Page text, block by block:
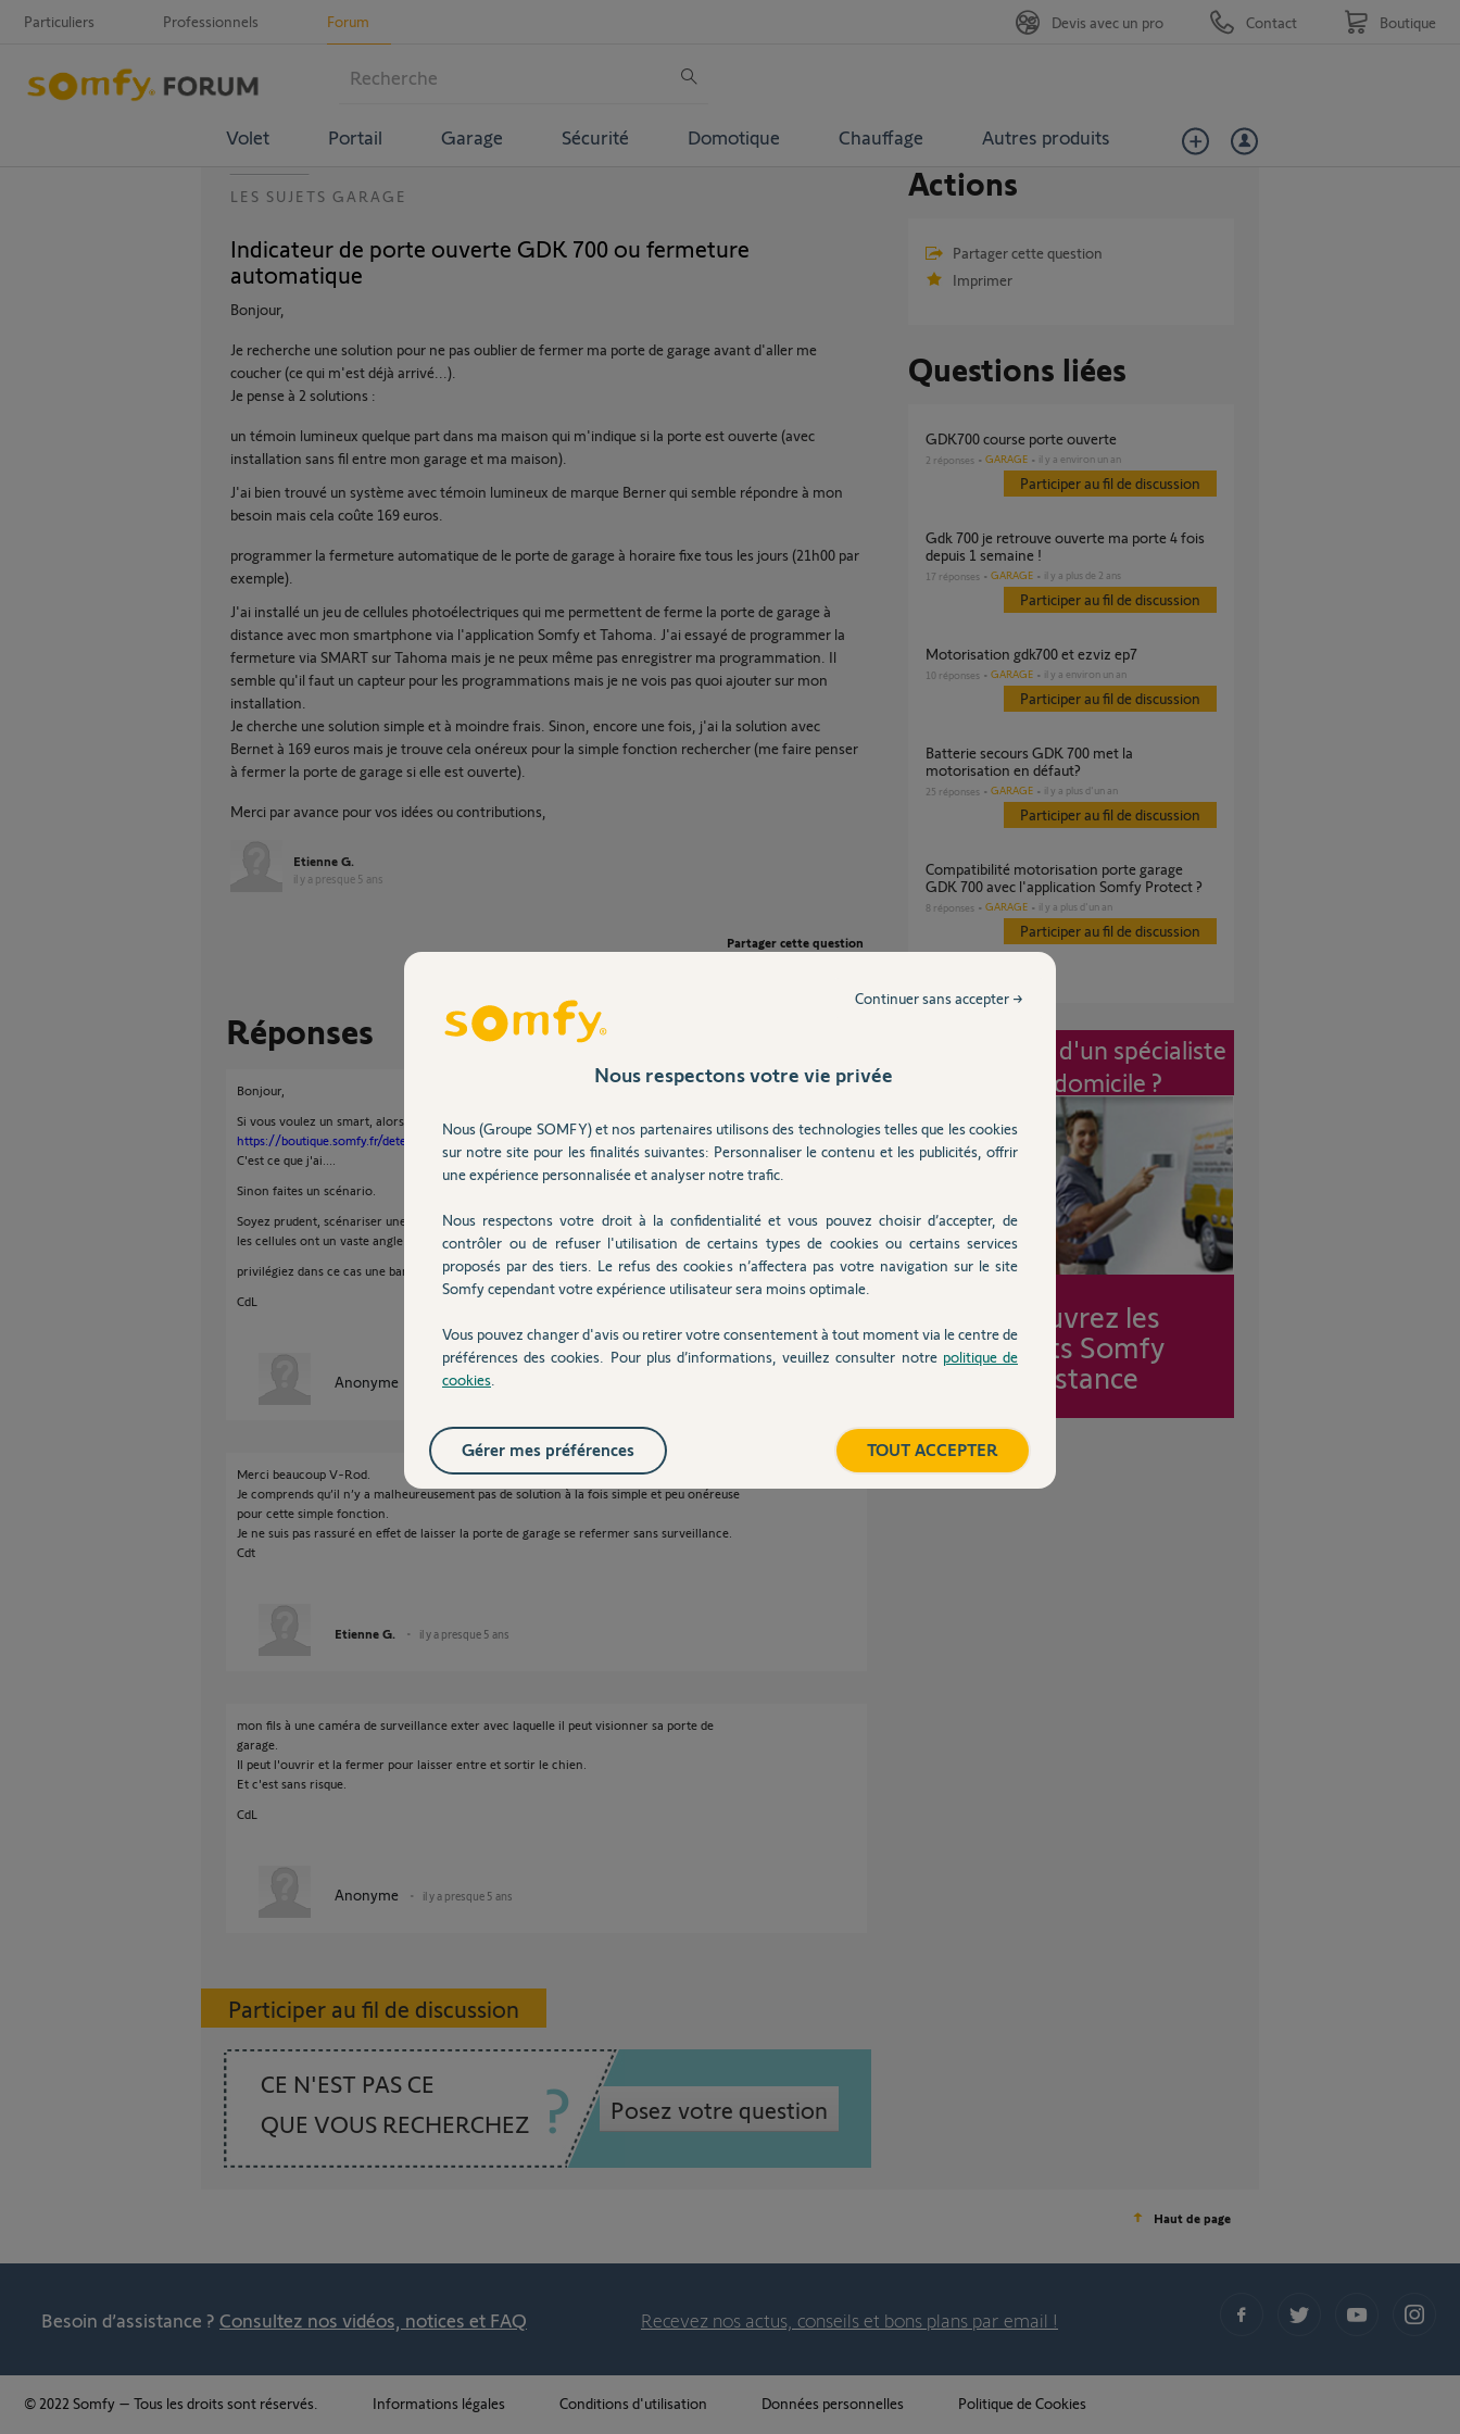
Particuliers Professionnels Forum
Volet Portail Garage Sécurité Domotique Chauffage Autres produits
Devis avec un pro Contact Boutique
LES SUJETS GARAGE
Indicateur de porte ouverte GDK 700 ou fermeture
automatique
Bonjour,
Je recherche une solution pour ne pas oublier de fermer ma porte de garage avant d'aller me
coucher (ce qui m'est déjà arrivé...).
Je pense à 2 solutions :
un témoin lumineux quelque part dans ma maison qui m'indique si la porte est ouverte (avec
installation sans fil entre mon garage et ma maison).
J'ai bien trouvé un système avec témoin lumineux de marque Berner qui semble répondre à mon
besoin mais cela coûte 169 euros.
programmer la fermeture automatique de le porte de garage à horaire fixe tous les jours (21h00 par
exemple).
J'ai installé un jeu de cellules photoélectriques qui me permettent de ferme la porte de garage à
distance avec mon smartphone via l'application Somfy et Tahoma. J'ai essayé de programmer la
fermeture via SMART sur Tahoma mais je ne peux même pas enregistrer ma programmation. Il
semble qu'il faut un capteur pour les programmations mais je ne vois pas quoi ajouter sur mon
installation.
Je cherche une solution simple et à moindre frais. Sinon, encore une fois, j'ai la solution avec
Bernet à 169 euros mais je trouve cela onéreux pour la simple fonction rechercher (me faire penser
à fermer la porte de garage si elle est ouverte).
Merci par avance pour vos idées ou contributions,
Etienne G.
il y a presque 5 ans
Partager cette question
Réponses
Bonjour,
Si vous voulez un smart, alors il faut le faire via ce capteur;
https://boutique.somfy.fr/detecteur-d-ouverture-pour-port...
C'est ce que j'ai....
Sinon faites un scénario.
Soyez prudent, scénariser une porte de garage même avec des cellules est très risquée !
les cellules ont un vaste angle mort.
privilégiez dans ce cas une barre palpeuse, mais évidemment non compatible sur le GDK.
CdL
Anonyme il y a presque 5 ans
Merci beaucoup V-Rod.
Je comprends qu’il n’y a malheureusement pas de solution à la fois simple et peu onéreuse
pour cette simple fonction.
Je ne suis pas rassuré en effet de laisser la porte de garage se refermer sans surveillance.
Cdt
Etienne G. il y a presque 5 ans
mon fils à une caméra de surveillance exter avec laquelle il peut visionner sa porte de
garage.
Il peut l'ouvrir et la fermer pour laisser entre et sortir le chien.
Et c'est sans risque.
CdL
Anonyme il y a presque 5 ans
Participer au fil de discussion
CE N'EST PAS CE
QUE VOUS RECHERCHEZ
Posez votre question
Actions
Partager cette question
Imprimer
Questions liées
GDK700 course porte ouverte
2 réponses GARAGE il y a environ un an
Participer au fil de discussion
Gdk 700 je retrouve ouverte ma porte 4 fois
depuis 1 semaine !
17 réponses GARAGE il y a plus de 2 ans
Participer au fil de discussion
motorisation gdk700 et ezviz ep7
10 réponses GARAGE il y a environ un an
Participer au fil de discussion
Batterie secours GDK 700 met la
motorisation en défaut?
25 réponses GARAGE il y a plus d'un an
Participer au fil de discussion
Compatibilité motorisation porte garage
GDK 700 avec l'application Somfy Protect ?
8 réponses GARAGE il y a plus d'un an
Participer au fil de discussion
Intervention d'un spécialiste
à mon domicile ?
Découvrez les
forfaits Somfy
Assistance
Haut de page
Besoin d’assistance ? Consultez nos vidéos, notices et FAQ Recevez nos actus, conseils et bons plans par email !
© 2022 Somfy – Tous les droits sont réservés. Informations légales Conditions d'utilisation Données personnelles Politique de Cookies
Nous respectons votre vie privée
Nous (Groupe SOMFY) et nos partenaires utilisons des technologies telles que les cookies
sur notre site pour les finalités suivantes: Personnaliser le contenu et les publicités, offrir
une expérience personnalisée et analyser notre trafic.
Nous respectons votre droit à la confidentialité et vous pouvez choisir d’accepter, de
contrôler ou de refuser l'utilisation de certains types de cookies ou certains services
proposés par des tiers. Le refus des cookies n’affectera pas votre navigation sur le site
Somfy cependant votre expérience utilisateur sera moins optimale.
Vous pouvez changer d'avis ou retirer votre consentement à tout moment via le centre de
préférences des cookies. Pour plus d’informations, veuillez consulter notre politique de
cookies
Continuer sans accepter →
TOUT ACCEPTER
Gérer mes préférences